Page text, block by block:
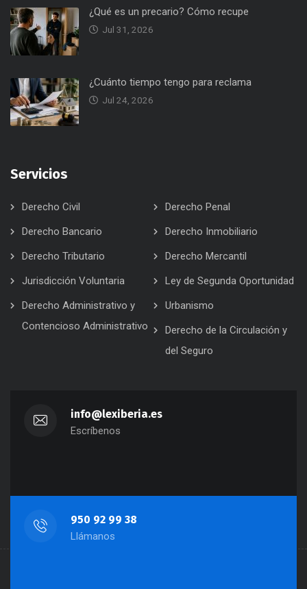
¿Qué es un precario? Cómo recupe
Jul 31, 2026
¿Cuánto tiempo tengo para reclama
Jul 24, 2026
Servicios
Derecho Civil
Derecho Penal
Derecho Bancario
Derecho Inmobiliario
Derecho Tributario
Derecho Mercantil
Jurisdicción Voluntaria
Ley de Segunda Oportunidad
Derecho Administrativo y
Contencioso Administrativo
Urbanismo
Derecho de la Circulación y
del Seguro
info@lexiberia.es
Escríbenos
950 92 99 38
Llámanos